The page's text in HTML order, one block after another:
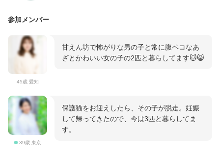
参加メンバー
45歳 愛知
甘えん坊で怖がりな男の子と常に腹ペコなあ
ざとかわいい女の子の2匹と暮らしてます🐱😺
39歳 東京
保護猫をお迎えしたら、その子が脱走。妊娠
して帰ってきたので、今は3匹と暮らしてま
す。